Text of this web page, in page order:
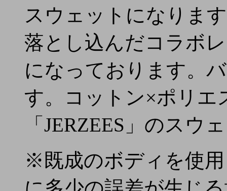
スウェットになりま
落とし込んだコラボ
になっております。
す。コットン×ポリエ
「JERZEES」のスウ
※既成のボディを使